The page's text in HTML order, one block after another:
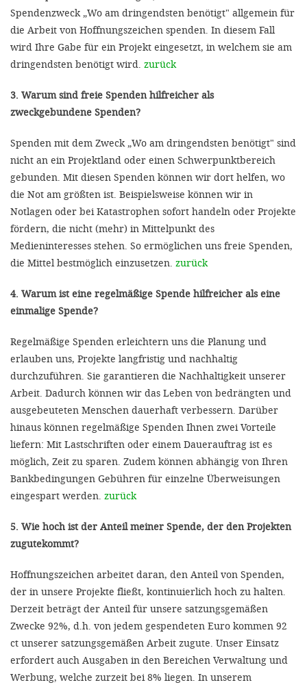
Spendenzweck „Wo am dringendsten benötigt" allgemein für
die Arbeit von Hoffnungszeichen spenden. In diesem Fall
wird Ihre Gabe für ein Projekt eingesetzt, in welchem sie am
dringendsten benötigt wird. zurück
3. Warum sind freie Spenden hilfreicher als
zweckgebundene Spenden?
Spenden mit dem Zweck „Wo am dringendsten benötigt" sind
nicht an ein Projektland oder einen Schwerpunktbereich
gebunden. Mit diesen Spenden können wir dort helfen, wo
die Not am größten ist. Beispielsweise können wir in
Notlagen oder bei Katastrophen sofort handeln oder Projekte
fördern, die nicht (mehr) in Mittelpunkt des
Medieninteresses stehen. So ermöglichen uns freie Spenden,
die Mittel bestmöglich einzusetzen. zurück
4. Warum ist eine regelmäßige Spende hilfreicher als eine
einmalige Spende?
Regelmäßige Spenden erleichtern uns die Planung und
erlauben uns, Projekte langfristig und nachhaltig
durchzuführen. Sie garantieren die Nachhaltigkeit unserer
Arbeit. Dadurch können wir das Leben von bedrängten und
ausgebeuteten Menschen dauerhaft verbessern. Darüber
hinaus können regelmäßige Spenden Ihnen zwei Vorteile
liefern: Mit Lastschriften oder einem Dauerauftrag ist es
möglich, Zeit zu sparen. Zudem können abhängig von Ihren
Bankbedingungen Gebühren für einzelne Überweisungen
eingespart werden. zurück
5. Wie hoch ist der Anteil meiner Spende, der den Projekten
zugutekommt?
Hoffnungszeichen arbeitet daran, den Anteil von Spenden,
der in unsere Projekte fließt, kontinuierlich hoch zu halten.
Derzeit beträgt der Anteil für unsere satzungsgemäßen
Zwecke 92%, d.h. von jedem gespendeten Euro kommen 92
ct unserer satzungsgemäßen Arbeit zugute. Unser Einsatz
erfordert auch Ausgaben in den Bereichen Verwaltung und
Werbung, welche zurzeit bei 8% liegen. In unserem